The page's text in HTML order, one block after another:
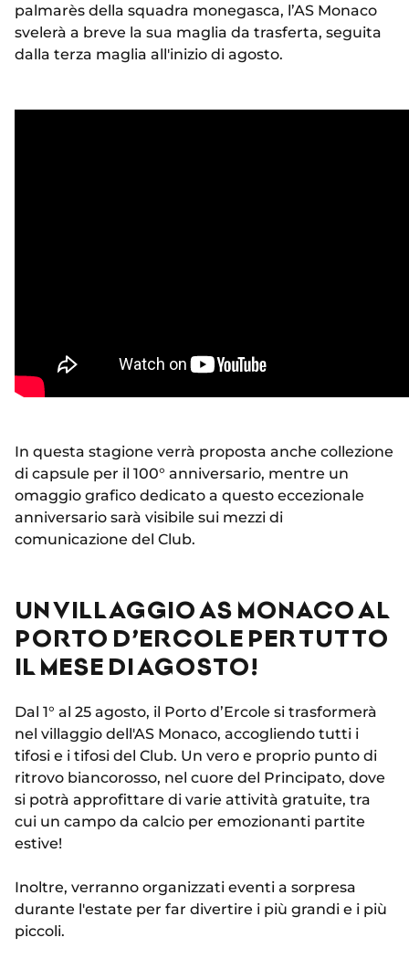
palmarès della squadra monegasca, l’AS Monaco
svelerà a breve la sua maglia da trasferta, seguita
dalla terza maglia all'inizio di agosto.
In questa stagione verrà proposta anche collezione
di capsule per il 100° anniversario, mentre un
omaggio grafico dedicato a questo eccezionale
anniversario sarà visibile sui mezzi di
comunicazione del Club.
UN VILLAGGIO AS MONACO AL
PORTO D’ERCOLE PER TUTTO
IL MESE DI AGOSTO!
Dal 1° al 25 agosto, il Porto d’Ercole si trasformerà
nel villaggio dell'AS Monaco, accogliendo tutti i
tifosi e i tifosi del Club. Un vero e proprio punto di
ritrovo biancorosso, nel cuore del Principato, dove
si potrà approfittare di varie attività gratuite, tra
cui un campo da calcio per emozionanti partite
estive!
Inoltre, verranno organizzati eventi a sorpresa
durante l'estate per far divertire i più grandi e i più
piccoli.